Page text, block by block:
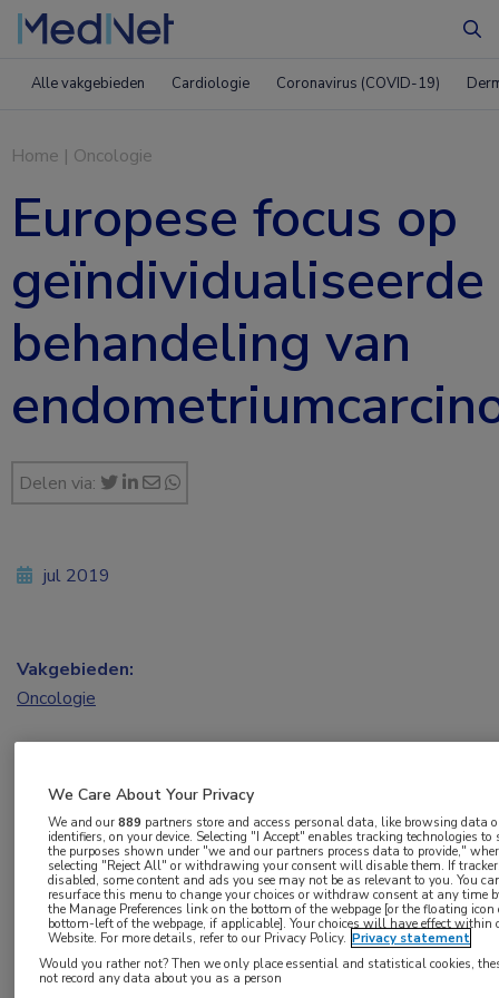
Alle vakgebieden Cardiologie Coronavirus (COVID-19)
Home | Oncologie
Europese focus op
geïndividualiseerde
behandeling van
Delen via:
Bij welke patiënten met endometriumcarcinoom
jul 2019
Vakgebieden:
Oncologie
Gynaecologische oncologie
Tags:
endometriumcarcinoom,lymfeklierdissectie,
lymfekliermetastase
We Care About Your Privacy
We and our889 partners store and access personal data, like browsing data
identifiers, on your device. Selecting "I Accept" enables tracking technologies to
the purposes shown under "we and our partners process data to provide,"
selecting "Reject All" or withdrawing your consent will disable them. If
disabled, some content and ads you see may not be as relevant to you. You
resurface this menu to change your choices or withdraw consent at any time
the Manage Preferences link on the bottom of the webpage [or the floating icon
bottom-left of the webpage, if applicable]. Your choices will have effect within
Website. For more details, refer to our Privacy Policy. Privacy statement
Would you rather not? Then we only place essential and statistical cookies,
not record any data about you as a person